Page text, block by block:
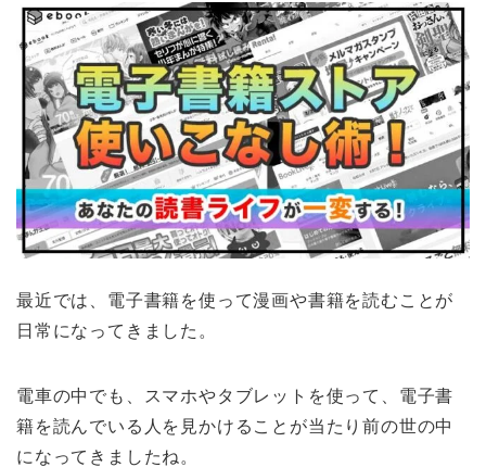
最近では、電子書籍を使って漫画や書籍を読むことが
日常になってきました。
電車の中でも、スマホやタブレットを使って、電子書
籍を読んでいる人を見かけることが当たり前の世の中
になってきましたね。